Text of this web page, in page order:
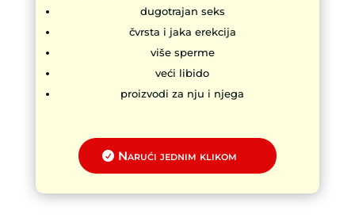
dugotrajan seks
čvrsta i jaka erekcija
više sperme
veći libido
proizvodi za nju i njega
Narući jednim klikom